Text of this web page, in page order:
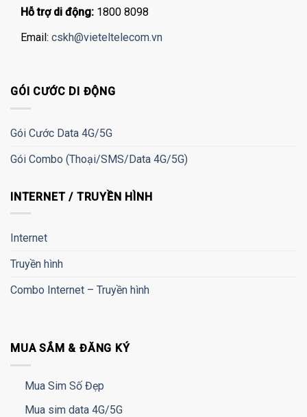
Hỗ trợ di động: 1800 8098
Email: cskh@vieteltelecom.vn
GÓI CƯỚC DI ĐỘNG
Gói Cước Data 4G/5G
Gói Combo (Thoại/SMS/Data 4G/5G)
INTERNET / TRUYỀN HÌNH
Internet
Truyền hình
Combo Internet – Truyền hình
MUA SẮM & ĐĂNG KÝ
Mua Sim Số Đẹp
Mua sim data 4G/5G